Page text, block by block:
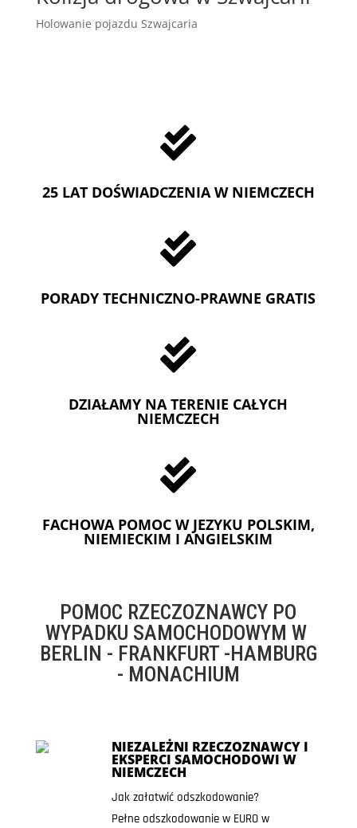
Holowanie pojazdu Szwajcaria

25 LAT DOŚWIADCZENIA W NIEMCZECH

PORADY TECHNICZNO-PRAWNE GRATIS

DZIAŁAMY NA TERENIE CAŁYCH
NIEMCZECH

FACHOWA POMOC W JEZYKU POLSKIM,
NIEMIECKIM I ANGIELSKIM
POMOC RZECZOZNAWCY PO
WYPADKU SAMOCHODOWYM W
BERLIN - FRANKFURT -HAMBURG
- MONACHIUM
NIEZALEŻNI RZECZOZNAWCY I
EKSPERCI SAMOCHODOWI W
NIEMCZECH
Jak załatwić odszkodowanie?
Pełne odszkodowanie w EURO w